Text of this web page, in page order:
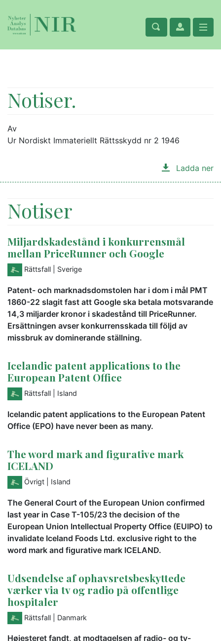
Notiser.
Av
Ur Nordiskt Immateriellt Rättsskydd nr 2 1946
Ladda ner
Notiser
Miljardskadestånd i konkurrensmål
mellan PriceRunner och Google
Rättsfall | Sverige
Patent- och marknadsdomstolen har i dom i mål PMT
1860-22 slagit fast att Google ska betala motsvarande
14,3 miljarder kronor i skadestånd till PriceRunner.
Ersättningen avser konkurrensskada till följd av
missbruk av dominerande ställning.
Icelandic patent applications to the
European Patent Office
Rättsfall | Island
Icelandic patent applications to the European Patent
Office (EPO) have never been as many.
The word mark and figurative mark
ICELAND
Övrigt | Island
The General Court of the European Union confirmed
last year in Case T-105/23 the decision of the
European Union Intellectual Property Office (EUIPO) to
invalidate Iceland Foods Ltd. exclusive right to the
word mark and figurative mark ICELAND.
Udsendelse af ophavsretsbeskyttede
værker via tv og radio på offentlige
hospitaler
Rättsfall | Danmark
Højesteret fandt, at modtagelsen af radio- og tv-